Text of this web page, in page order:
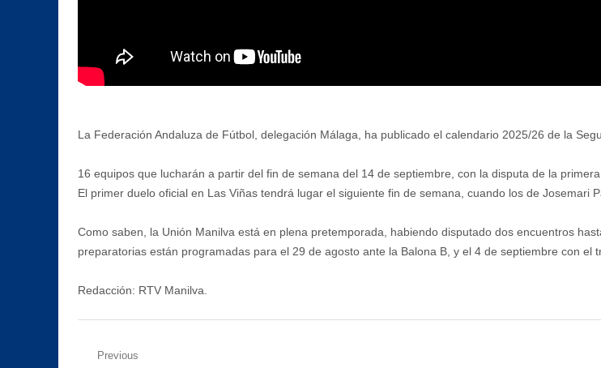
La Federación Andaluza de Fútbol, delegación Málaga, ha publicado el calendario 2025/26 de la
16 equipos que lucharán a partir del fin de semana del 14 de septiembre, con la disputa de la
El primer duelo oficial en Las Viñas tendrá lugar el siguiente fin de semana, cuando los de Josemari
Como saben, la Unión Manilva está en plena pretemporada, habiendo disputado dos encuentros
preparatorias están programadas para el 29 de agosto ante la Balona B, y el 4 de septiembre con el
Redacción: RTV Manilva.
Navegación
Previous